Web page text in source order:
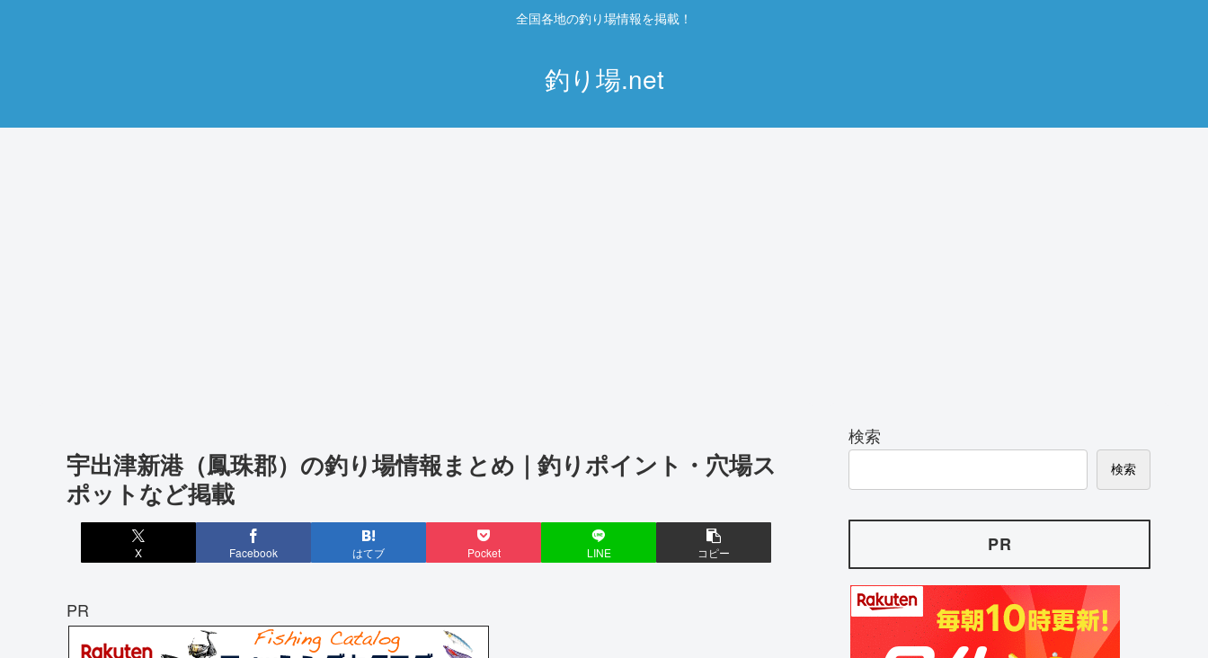
全国各地の釣り場情報を掲載！
釣り場.net
宇出津新港（鳳珠郡）の釣り場情報まとめ｜釣りポイント・穴場ス
ポットなど掲載
X Facebook はてブ Pocket LINE コピー
PR
検索
検索
PR